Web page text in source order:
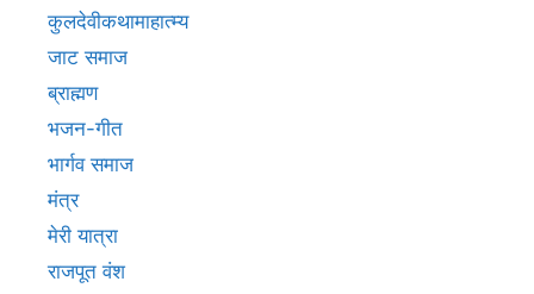
कुलदेवीकथामाहात्म्य
जाट समाज
ब्राह्मण
भजन-गीत
भार्गव समाज
मंत्र
मेरी यात्रा
राजपूत वंश